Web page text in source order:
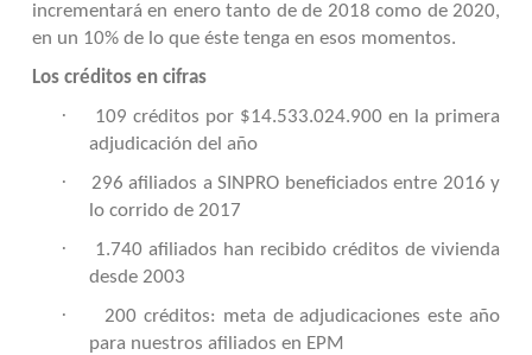
incrementará en enero tanto de de 2018 como de 2020,
en un 10% de lo que éste tenga en esos momentos.
Los créditos en cifras
·
109 créditos por $14.533.024.900 en la primera
adjudicación del año
·
296 afiliados a SINPRO beneficiados entre 2016 y
lo corrido de 2017
·
1.740 afiliados han recibido créditos de vivienda
desde 2003
·
200 créditos: meta de adjudicaciones este año
para nuestros afiliados en EPM